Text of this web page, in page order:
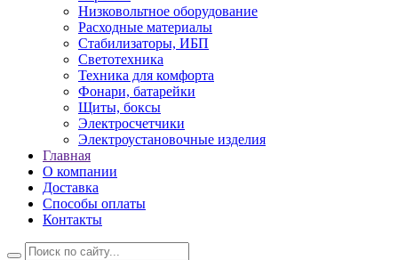
Низковольтное оборудование
Расходные материалы
Стабилизаторы, ИБП
Светотехника
Техника для комфорта
Фонари, батарейки
Щиты, боксы
Электросчетчики
Электроустановочные изделия
Главная
О компании
Доставка
Способы оплаты
Контакты